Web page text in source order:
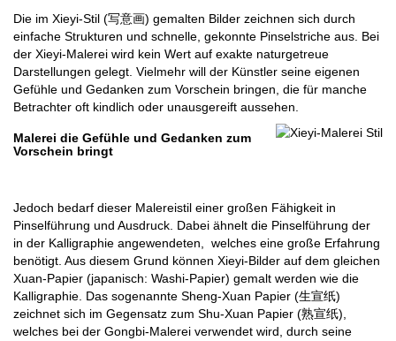
Die im Xieyi-Stil (写意画) gemalten Bilder zeichnen sich durch
einfache Strukturen und schnelle, gekonnte Pinselstriche aus. Bei
der Xieyi-Malerei wird kein Wert auf exakte naturgetreue
Darstellungen gelegt. Vielmehr will der Künstler seine eigenen
Gefühle und Gedanken zum Vorschein bringen, die für manche
Betrachter oft kindlich oder unausgereift aussehen.
Malerei die Gefühle und Gedanken zum
Vorschein bringt
Jedoch bedarf dieser Malereistil einer großen Fähigkeit in
Pinselführung und Ausdruck. Dabei ähnelt die Pinselführung der
in der Kalligraphie angewendeten, welches eine große Erfahrung
benötigt. Aus diesem Grund können Xieyi-Bilder auf dem gleichen
Xuan-Papier (japanisch: Washi-Papier) gemalt werden wie die
Kalligraphie. Das sogenannte Sheng-Xuan Papier (生宣纸)
zeichnet sich im Gegensatz zum Shu-Xuan Papier (熟宣纸),
welches bei der Gongbi-Malerei verwendet wird, durch seine